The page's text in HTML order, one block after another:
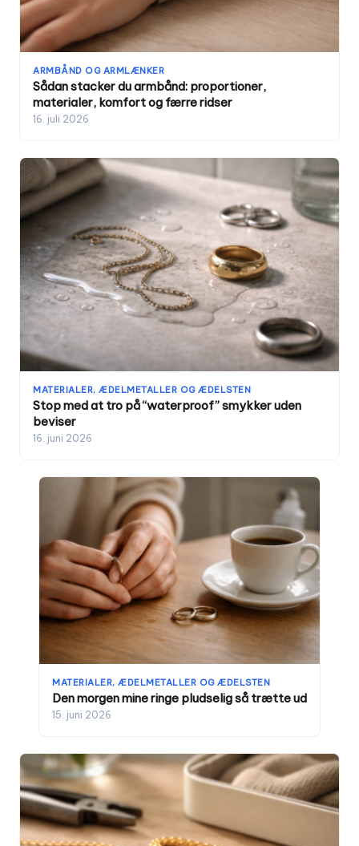
ARMBÅND OG ARMLÆNKER
Sådan stacker du armbånd: proportioner,
materialer, komfort og færre ridser
16. juli 2026
MATERIALER, ÆDELMETALLER OG ÆDELSTEN
Stop med at tro på “waterproof” smykker uden
beviser
16. juni 2026
MATERIALER, ÆDELMETALLER OG ÆDELSTEN
Den morgen mine ringe pludselig så trætte ud
15. juni 2026